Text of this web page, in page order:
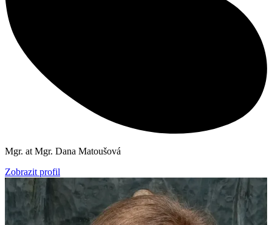
Mgr. at Mgr. Dana Matoušová
Zobrazit profil